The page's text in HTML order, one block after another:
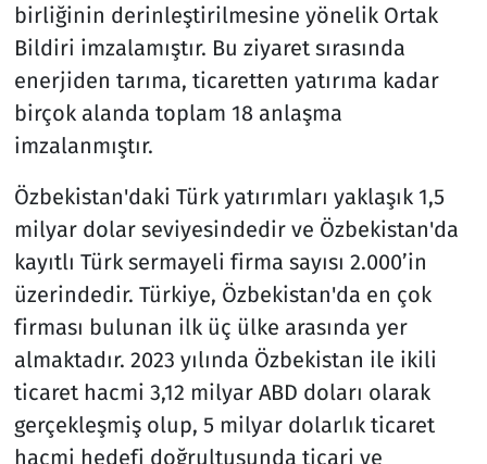
birliğinin derinleştirilmesine yönelik Ortak
Bildiri imzalamıştır. Bu ziyaret sırasında
enerjiden tarıma, ticaretten yatırıma kadar
birçok alanda toplam 18 anlaşma
imzalanmıştır.
Özbekistan'daki Türk yatırımları yaklaşık 1,5
milyar dolar seviyesindedir ve Özbekistan'da
kayıtlı Türk sermayeli firma sayısı 2.000’in
üzerindedir. Türkiye, Özbekistan'da en çok
firması bulunan ilk üç ülke arasında yer
almaktadır. 2023 yılında Özbekistan ile ikili
ticaret hacmi 3,12 milyar ABD doları olarak
gerçekleşmiş olup, 5 milyar dolarlık ticaret
hacmi hedefi doğrultusunda ticari ve